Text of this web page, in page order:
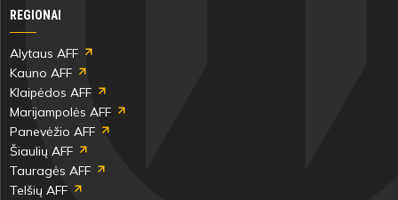
REGIONAI
Alytaus AFF
Kauno AFF
Klaipėdos AFF
Marijampolės AFF
Panevėžio AFF
Šiaulių AFF
Tauragės AFF
Telšių AFF